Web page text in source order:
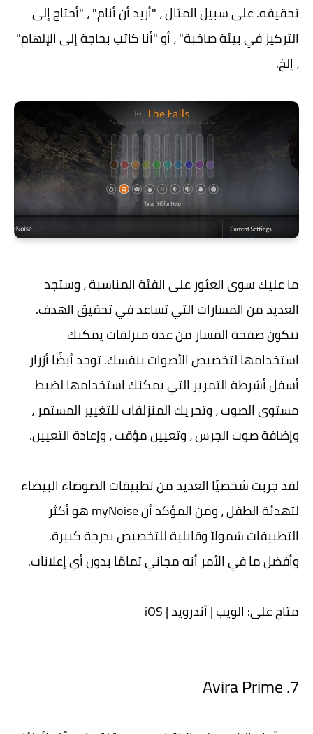
تحقيقه. على سبيل المثال ، "أريد أن أنام" ، "أحتاج إلى
التركيز في بيئة صاخبة" ، أو "أنا كاتب بحاجة إلى الإلهام"
، إلخ.
ما عليك سوى العثور على الفئة المناسبة ، وستجد
العديد من المسارات التي تساعد في تحقيق الهدف.
تتكون صفحة المسار من عدة منزلقات يمكنك
استخدامها لتخصيص الأصوات بنفسك. توجد أيضًا أزرار
أسفل أشرطة التمرير التي يمكنك استخدامها لضبط
مستوى الصوت ، وتحريك المنزلقات للتغيير المستمر ،
وإضافة صوت الجرس ، وتعيين مؤقت ، وإعادة التعيين.
لقد جربت شخصيًا العديد من تطبيقات الضوضاء البيضاء
لتهدئة الطفل ، ومن المؤكد أن myNoise هو أكثر
التطبيقات شمولاً وقابلية للتخصيص بدرجة كبيرة.
وأفضل ما في الأمر أنه مجاني تمامًا بدون أي إعلانات.
متاح على: الويب | أندرويد | iOS
7. Avira Prime